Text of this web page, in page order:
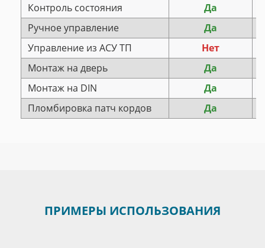
Контроль состояния
Да
Ручное управление
Да
Управление из АСУ ТП
Нет
Монтаж на дверь
Да
Монтаж на DIN
Да
Пломбировка патч кордов
Да
ПРИМЕРЫ ИСПОЛЬЗОВАНИЯ